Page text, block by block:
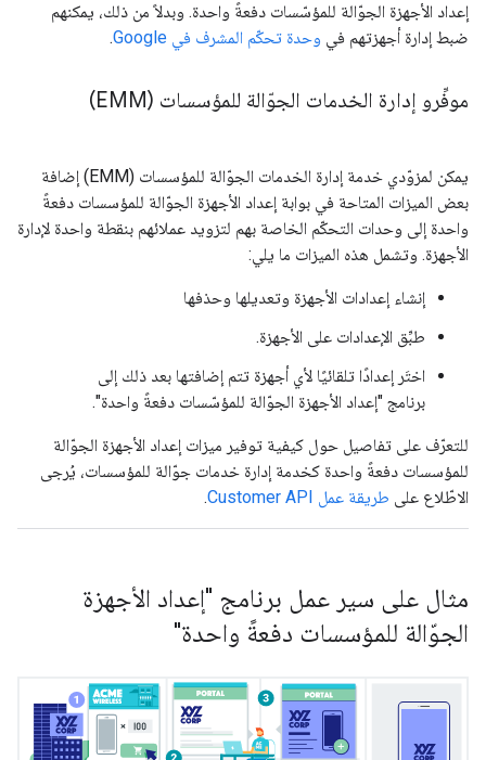
إعداد الأجهزة الجوّالة للمؤسّسات دفعةً واحدة. وبدلاً من ذلك، يمكنهم
ضبط إدارة أجهزتهم في وحدة تحكّم المشرف في Google .
موفِّرو إدارة الخدمات الجوّالة للمؤسسات (EMM)
يمكن لمزوّدي خدمة إدارة الخدمات الجوّالة للمؤسسات (EMM) إضافة
بعض الميزات المتاحة في بوابة إعداد الأجهزة الجوّالة للمؤسسات دفعةً
واحدة إلى وحدات التحكّم الخاصة بهم لتزويد عملائهم بنقطة واحدة لإدارة
الأجهزة. وتشمل هذه الميزات ما يلي:
إنشاء إعدادات الأجهزة وتعديلها وحذفها
طبِّق الإعدادات على الأجهزة.
اختَر إعدادًا تلقائيًا لأي أجهزة تتم إضافتها بعد ذلك إلى
برنامج "إعداد الأجهزة الجوّالة للمؤسّسات دفعةً واحدة".
للتعرّف على تفاصيل حول كيفية توفير ميزات إعداد الأجهزة الجوّالة
للمؤسسات دفعةً واحدة كخدمة إدارة خدمات جوّالة للمؤسسات، يُرجى
الاطّلاع على طريقة عمل Customer API .
مثال على سير عمل برنامج "إعداد الأجهزة
الجوّالة للمؤسسات دفعةً واحدة"